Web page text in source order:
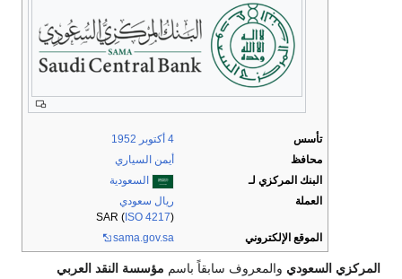
تأسس 4 أكتوبر
1952
محافظ
أيمن السياري
البنك المركزي لـ
السعودية
العملة
ريال سعودي
SAR ( ISO 4217)
الموقع الإلكتروني
sama.gov.sa
المركزي السعودي والمعروف سابقاً باسم مؤسسة النقد العربي